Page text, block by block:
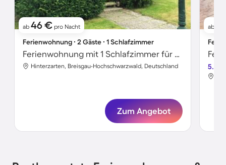
ab 46 € pro Nacht
Ferienwohnung ∙ 2 Gäste ∙ 1 Schlafzimmer
Ferienwohnung mit 1 Schlafzimmer für 2 Personen
Hinterzarten, Breisgau-Hochschwarzwald, Deutschland
Zum Angebot
ab
5.0